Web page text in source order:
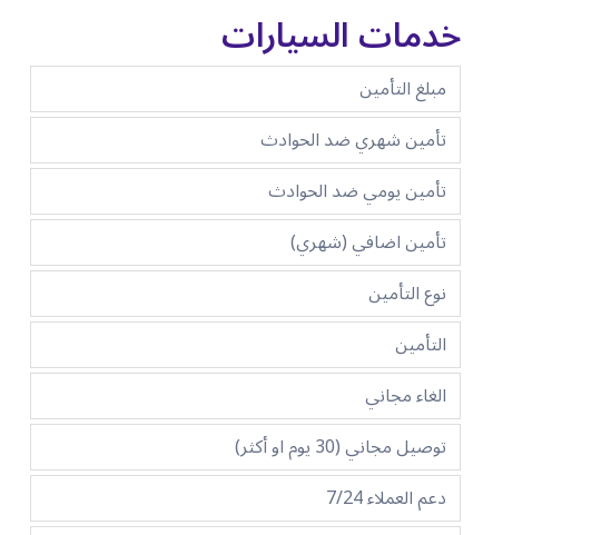
خدمات السيارات
مبلغ التأمين
تأمين شهري ضد الحوادث
تأمين يومي ضد الحوادث
تأمين اضافي (شهري)
نوع التأمين
التأمين
الغاء مجاني
توصيل مجاني (30 يوم او أكثر)
دعم العملاء 7/24